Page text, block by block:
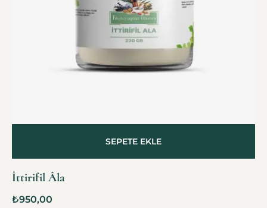
İttirifil Âla
₺950,00
SEPETE EKLE